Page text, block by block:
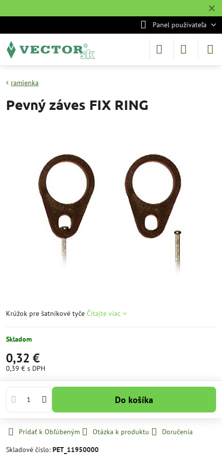
✕
˙
Panel používateľa
ramienka
Pevný záves FIX RING
Krúžok pre šatníkové tyče Čítajte viac
Skladom
0,32 €
0,39 € s DPH
Do košíka
Pridať k Obľúbeným Otázka k produktu
Doručenia
Skladové číslo: PET_11950000